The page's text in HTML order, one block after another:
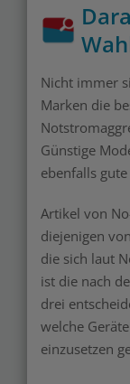
Nicht immer
Marken die
Günstige
ebenfalls
Artikel von
diejenigen
die sich laut
ist die nach
drei
welche
einzusetzen